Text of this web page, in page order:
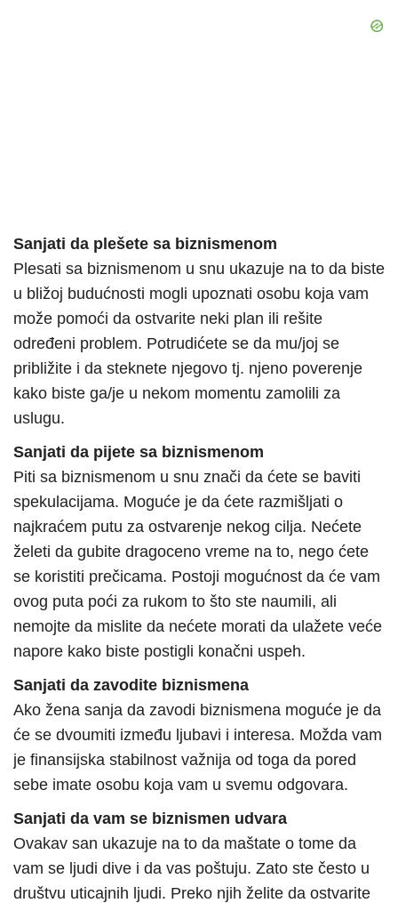
Sanjati da plešete sa biznismenom
Plesati sa biznismenom u snu ukazuje na to da biste
u bližoj budućnosti mogli upoznati osobu koja vam
može pomoći da ostvarite neki plan ili rešite
određeni problem. Potrudićete se da mu/joj se
približite i da steknete njegovo tj. njeno poverenje
kako biste ga/je u nekom momentu zamolili za
uslugu.
Sanjati da pijete sa biznismenom
Piti sa biznismenom u snu znači da ćete se baviti
spekulacijama. Moguće je da ćete razmišljati o
najkraćem putu za ostvarenje nekog cilja. Nećete
želeti da gubite dragoceno vreme na to, nego ćete
se koristiti prečicama. Postoji mogućnost da će vam
ovog puta poći za rukom to što ste naumili, ali
nemojte da mislite da nećete morati da ulažete veće
napore kako biste postigli konačni uspeh.
Sanjati da zavodite biznismena
Ako žena sanja da zavodi biznismena moguće je da
će se dvoumiti između ljubavi i interesa. Možda vam
je finansijska stabilnost važnija od toga da pored
sebe imate osobu koja vam u svemu odgovara.
Sanjati da vam se biznismen udvara
Ovakav san ukazuje na to da maštate o tome da
vam se ljudi dive i da vas poštuju. Zato ste često u
društvu uticajnih ljudi. Preko njih želite da ostvarite